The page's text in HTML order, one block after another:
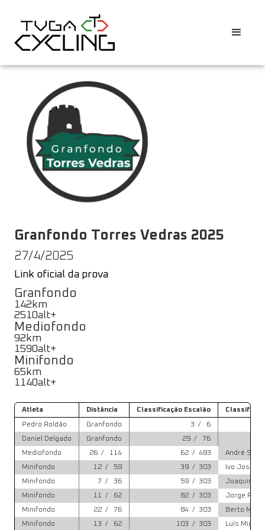
Granfondo Torres Vedras 2025
27/4/2025
Link oficial da prova
Granfondo
142km
2510alt+
Mediofondo
92km
1590alt+
Minifondo
65km
1140alt+
Atleta Distância Classificação Escalão
Pedro Roldão Granfondo 3 / 6
Daniel Delgado
Granfondo 29 / 76
Mediofondo
26 / 114 62 / 483
André
Minifondo
12 / 59 39 / 303
Ivo Jose
Minifondo
7 / 36 59 / 303
Joaquim
Minifondo
11 / 62 82 / 303
Jorge
Minifondo
22 / 76 84 / 303
Berto
Minifondo
13 / 62 103 / 303 Luís